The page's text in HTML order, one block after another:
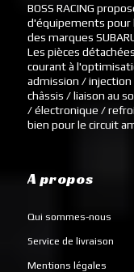
BOSS RACING
d'équipements pour
des marques
Les pièces
courant à
admission /
châssis / liaison au
/ électronique /
bien pour le circuit
A propos
Qui sommes-nous
Service de livraison
Mentions légales